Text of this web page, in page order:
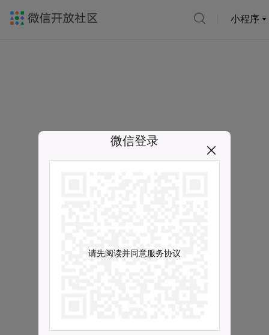
小程序
微信登录
请先阅读并同意服务协议